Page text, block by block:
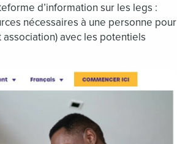
d’information sur les legs :
nécessaires à une personne pour
avec les potentiels